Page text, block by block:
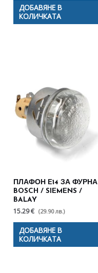
ДОБАВЯНЕ В
КОЛИЧКАТА
ПЛАФОН E14 ЗА ФУРНА
BOSCH / SIEMENS /
BALAY
15.29 € (29.90 лв.)
ДОБАВЯНЕ В
КОЛИЧКАТА